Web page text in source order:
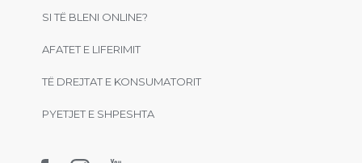
SI TË BLENI ONLINE?
AFATET E LIFERIMIT
TË DREJTAT E KONSUMATORIT
PYETJET E SHPESHTA